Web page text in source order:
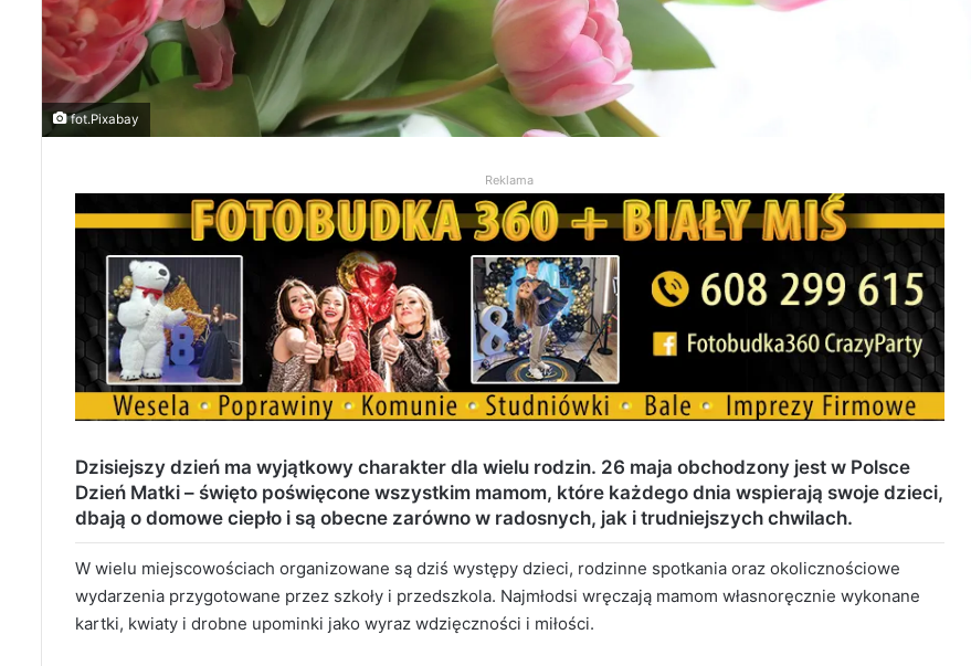
fot.Pixabay
Reklama
Dzisiejszy dzień ma wyjątkowy charakter dla wielu rodzin. 26 maja obchodzony jest w Polsce
Dzień Matki – święto poświęcone wszystkim mamom, które każdego dnia wspierają swoje dzieci,
dbają o domowe ciepło i są obecne zarówno w radosnych, jak i trudniejszych chwilach.
W wielu miejscowościach organizowane są dziś występy dzieci, rodzinne spotkania oraz okolicznościowe
wydarzenia przygotowane przez szkoły i przedszkola. Najmłodsi wręczają mamom własnoręcznie wykonane
kartki, kwiaty i drobne upominki jako wyraz wdzięczności i miłości.